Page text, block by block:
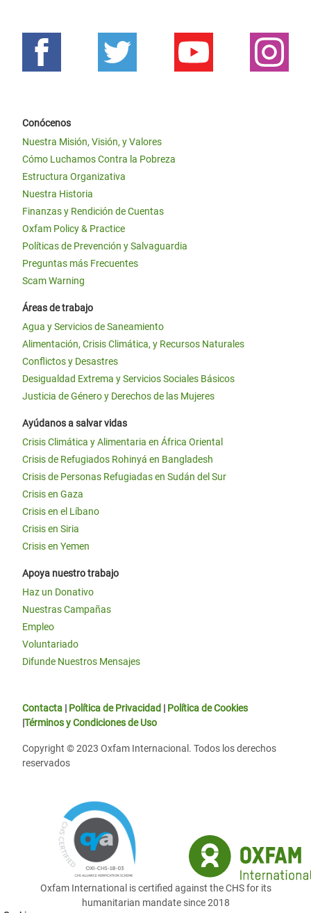
Conócenos
Nuestra Misión, Visión, y Valores
Cómo Luchamos Contra la Pobreza
Estructura Organizativa
Nuestra Historia
Finanzas y Rendición de Cuentas
Oxfam Policy & Practice
Políticas de Prevención y Salvaguardia
Preguntas más Frecuentes
Scam Warning
Áreas de trabajo
Agua y Servicios de Saneamiento
Alimentación, Crisis Climática, y Recursos Naturales
Conflictos y Desastres
Desigualdad Extrema y Servicios Sociales Básicos
Justicia de Género y Derechos de las Mujeres
Ayúdanos a salvar vidas
Crisis Climática y Alimentaria en África Oriental
Crisis de Refugiados Rohinyá en Bangladesh
Crisis de Personas Refugiadas en Sudán del Sur
Crisis en Gaza
Crisis en el Líbano
Crisis en Siria
Crisis en Yemen
Apoya nuestro trabajo
Haz un Donativo
Nuestras Campañas
Empleo
Voluntariado
Difunde Nuestros Mensajes
Contacta | Política de Privacidad | Política de Cookies
|Términos y Condiciones de Uso
Copyright © 2023 Oxfam Internacional. Todos los derechos
reservados
Oxfam International is certified against the CHS for its
humanitarian mandate since 2018